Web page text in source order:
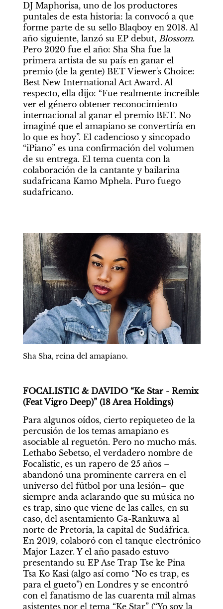
DJ Maphorisa, uno de los productores
puntales de esta historia: la convocó a que
forme parte de su sello Blaqboy en 2018. Al
año siguiente, lanzó su EP debut, Blossom.
Pero 2020 fue el año: Sha Sha fue la
primera artista de su país en ganar el
premio (de la gente) BET Viewer's Choice:
Best New International Act Award. Al
respecto, ella dijo: “Fue realmente increíble
ver el género obtener reconocimiento
internacional al ganar el premio BET. No
imaginé que el amapiano se convertiría en
lo que es hoy”. El cadencioso y sincopado
“iPiano” es una confirmación del volumen
de su entrega. El tema cuenta con la
colaboración de la cantante y bailarina
sudafricana Kamo Mphela. Puro fuego
sudafricano.
Sha Sha, reina del amapiano.
FOCALISTIC & DAVIDO “Ke Star - Remix
(Feat Vigro Deep)” (18 Area Holdings)
Para algunos oídos, cierto repiqueteo de la
percusión de los temas amapiano es
asociable al reguetón. Pero no mucho más.
Lethabo Sebetso, el verdadero nombre de
Focalistic, es un rapero de 25 años –
abandonó una prominente carrera en el
universo del fútbol por una lesión– que
siempre anda aclarando que su música no
es trap, sino que viene de las calles, en su
caso, del asentamiento Ga-Rankuwa al
norte de Pretoria, la capital de Sudáfrica.
En 2019, colaboró con el tanque electrónico
Major Lazer. Y el año pasado estuvo
presentando su EP Ase Trap Tse ke Pina
Tsa Ko Kasi (algo así como “No es trap, es
para el gueto”) en Londres y se encontró
con el fanatismo de las cuarenta mil almas
asistentes por el tema “Ke Star” (“Yo soy la